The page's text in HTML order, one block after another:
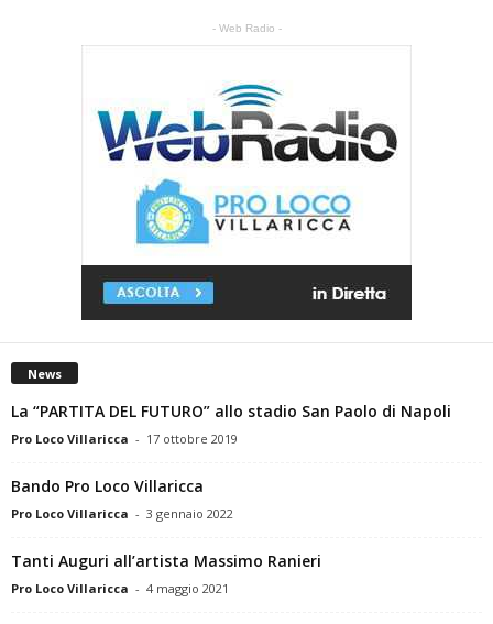
- Web Radio -
News
La “PARTITA DEL FUTURO” allo stadio San Paolo di Napoli
Pro Loco Villaricca - 17 ottobre 2019
Bando Pro Loco Villaricca
Pro Loco Villaricca - 3 gennaio 2022
Tanti Auguri all’artista Massimo Ranieri
Pro Loco Villaricca - 4 maggio 2021